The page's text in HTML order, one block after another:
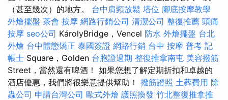
（甚至幾次）的地方。 台中肩頸放鬆 塔位 腳底按摩教學
外燴擺盤 茶會 按摩 網路行銷公司 清潔公司 整復推薦 頭痛
按摩 seo公司 KárolyBridge，Vencel 防水 外燴擺盤 台北
外燴 台中體態矯正 泰國簽證 網路行銷 台中 按摩 普考 記
帳士 Square，Golden 台胞證過期 整復推拿南屯 美容撥筋
Street，當然還有啤酒！ 如果您想了解定期折扣和卓越的
酒店優惠，我們將很樂意提供幫助！ 撥筋證照 土葬費用 除
蟲公司 申請台灣公司 歐式外燴 護照換發 竹北整復推拿推